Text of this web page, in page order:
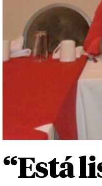
“Está